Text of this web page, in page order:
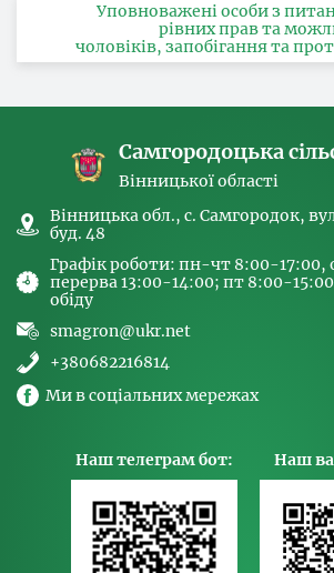
Уповноважені особи з
рівних прав та
чоловіків, запобігання та
за ознакою статі, з питань
Самгородоцька
Вінницької області
Вінницька обл., с. Самгородок,
буд. 48
Графік роботи: пн-чт 8:00-17:00,
перерва 13:00-14:00; пт 8:00-
обіду
smagron@ukr.net
+380682216814
Ми в соціальних мережах
Наш телеграм бот: Наш